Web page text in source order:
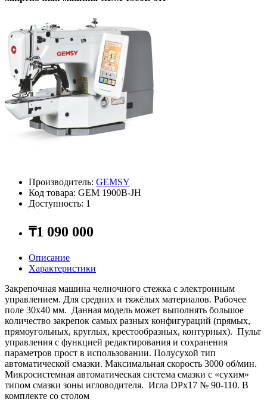
Производитель: GEMSY
Код товара: GEM 1900B-JH
Доступность: 1
₸1 090 000
Описание
Характеристики
Закрепочная машина челночного стежка с электронным
управлением. Для средних и тяжёлых материалов. Рабочее
поле 30x40 мм. Данная модель может выполнять большое
количество закрепок самых разных конфигураций (прямых,
прямоугольных, круглых, крестообразных, контурных). Пульт
управления с функцией редактирования и сохранения
параметров прост в использовании. Полусухой тип
автоматической смазки. Максимальная скорость 3000 об/мин.
Микросистемная автоматическая система смазки с «сухим»
типом смазки зоны игловодителя. Игла DPx17 № 90-110. В
комплекте со столом